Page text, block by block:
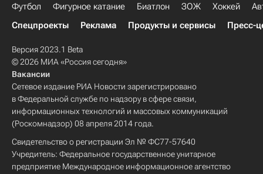
Футбол Фигурное катание Биатлон ЗОЖ Хоккей
Спецпроекты
Реклама Продукты и сервисы Пресс-
Версия 2023.1 Beta
© 2026 МИА «Россия сегодня»
Вакансии
Сетевое издание РИА Новости зарегистрировано
в Федеральной службе по надзору в сфере связи,
информационных технологий и массовых коммуникаций
(Роскомнадзор) 08 апреля 2014 года.
Свидетельство о регистрации Эл № ФС77-57640
Учредитель: Федеральное государственное унитарное
предприятие Международное информационное агентство